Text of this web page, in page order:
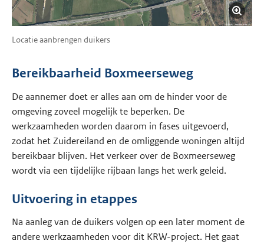
Locatie aanbrengen duikers
Bereikbaarheid Boxmeerseweg
De aannemer doet er alles aan om de hinder voor de
omgeving zoveel mogelijk te beperken. De
werkzaamheden worden daarom in fases uitgevoerd,
zodat het Zuidereiland en de omliggende woningen altijd
bereikbaar blijven. Het verkeer over de Boxmeerseweg
wordt via een tijdelijke rijbaan langs het werk geleid.
Uitvoering in etappes
Na aanleg van de duikers volgen op een later moment de
andere werkzaamheden voor dit KRW-project. Het gaat